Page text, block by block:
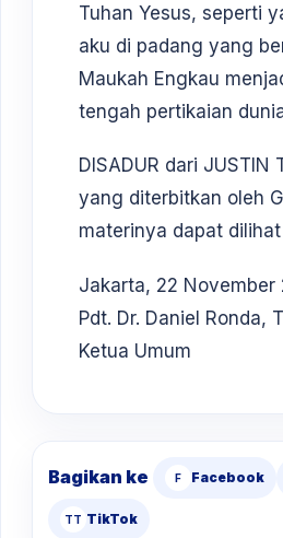
Tuhan Yesus, seperti
aku di padang yang
Maukah Engkau
tengah pertikaian
DISADUR dari
yang diterbitkan oleh
materinya dapat
Jakarta, 22 November
Pdt. Dr. Daniel Ronda,
Ketua Umum
Bagikan ke F Facebook
TT TikTok